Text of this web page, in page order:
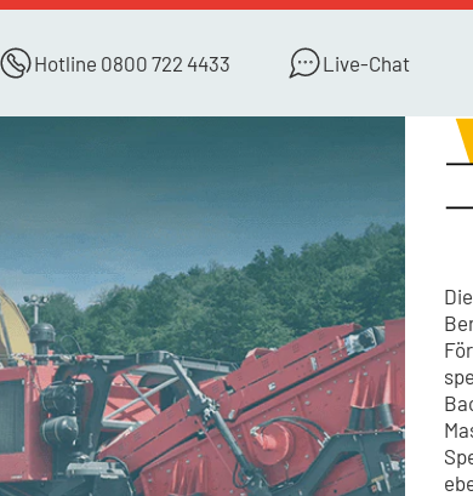
Hotline 0800 722 4433 Live-Chat